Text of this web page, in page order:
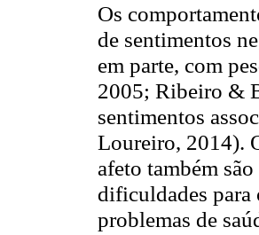
Os
de sentimentos
em parte, com
2005; Ribeiro &
sentimentos
Loureiro, 2014).
afeto também
dificuldades para
problemas de